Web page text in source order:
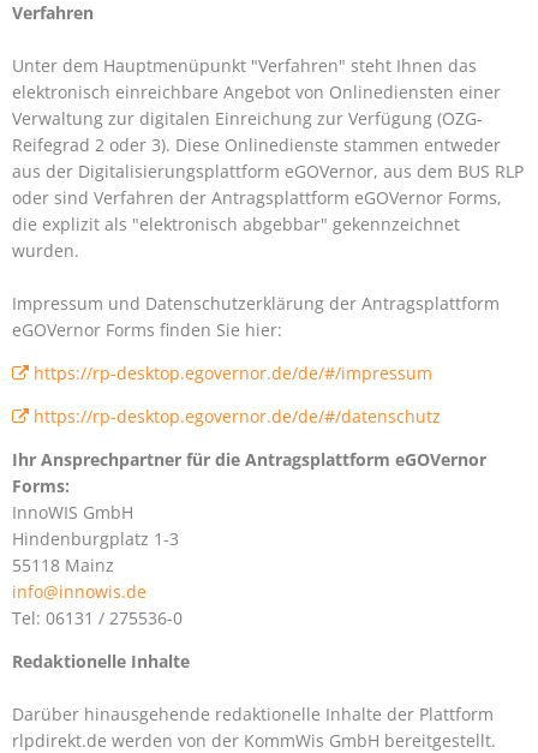
Verfahren
Unter dem Hauptmenüpunkt "Verfahren" steht Ihnen das
elektronisch einreichbare Angebot von Onlinediensten einer
Verwaltung zur digitalen Einreichung zur Verfügung (OZG-
Reifegrad 2 oder 3). Diese Onlinedienste stammen entweder
aus der Digitalisierungsplattform eGOVernor, aus dem BUS RLP
oder sind Verfahren der Antragsplattform eGOVernor Forms,
die explizit als "elektronisch abgebbar" gekennzeichnet
wurden.
Impressum und Datenschutzerklärung der Antragsplattform
eGOVernor Forms finden Sie hier:
https://rp-desktop.egovernor.de/de/#/impressum
https://rp-desktop.egovernor.de/de/#/datenschutz
Ihr Ansprechpartner für die Antragsplattform eGOVernor
Forms:
InnoWIS GmbH
Hindenburgplatz 1-3
55118 Mainz
info@innowis.de
Tel: 06131 / 275536-0
Redaktionelle Inhalte
Darüber hinausgehende redaktionelle Inhalte der Plattform
rlpdirekt.de werden von der KommWis GmbH bereitgestellt.